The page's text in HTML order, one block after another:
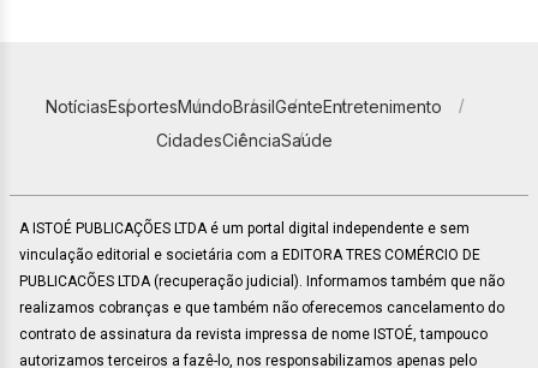
NotíciasEsportesMundoBrasilGenteEntretenimento
CidadesCiênciaSaúde
A ISTOÉ PUBLICAÇÕES LTDA é um portal digital independente e sem
vinculação editorial e societária com a EDITORA TRES COMÉRCIO DE
PUBLICACÕES LTDA (recuperação judicial). Informamos também que não
realizamos cobranças e que também não oferecemos cancelamento do
contrato de assinatura da revista impressa de nome ISTOÉ, tampouco
autorizamos terceiros a fazê-lo, nos responsabilizamos apenas pelo